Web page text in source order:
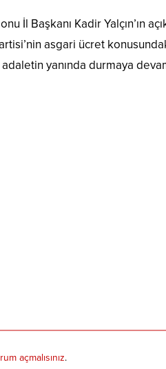
İl Başkanı Kadir Yalçın’ın
asgari ücret
adaletin yanında durmaya
açmalısınız.